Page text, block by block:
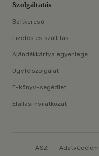
Szolgáltatás
Boltkereső
Fizetés és szállítás
Ajándékkártya egyenlege
Ügyfélszolgálat
E-könyv-segédlet
Elállási nyilatkozat
ÁSZF Adatvédelem